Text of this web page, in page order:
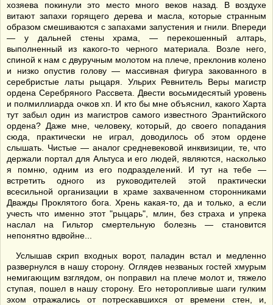
хозяева покинули это место много веков назад. В воздухе
витают запахи горящего дерева и масла, которые странным
образом смешиваются с запахами запустения и гнили. Впереди
— у дальней стены храма, — перекошенный алтарь,
выполненный из какого-то черного материала. Возле него,
спиной к нам с двуручным молотом на плече, преклонив колено
и низко опустив голову — массивная фигура закованного в
серебристые латы рыцаря. Ульрих Ревнитель Веры магистр
ордена Серебряного Рассвета. Двести восьмидесятый уровень
и полмиллиарда очков хп. И кто бы мне объяснил, какого Харта
тут забыл один из магистров самого известного Эрантийского
ордена? Даже мне, человеку, который, до своего попадания
сюда, практически не играл, доводилось об этом ордене
слышать. Чистые — аналог средневековой инквизиции, те, что
держали портал для Альтуса и его людей, являются, насколько
я помню, одним из его подразделений. И тут на тебе —
встретить одного из руководителей этой практически
всесильной организации в храме захваченном сторонниками
Дважды Проклятого бога. Хрень какая-то, да и только, а если
учесть что именно этот "рыцарь", млин, без страха и упрека
наслал на Гильтор смертельную болезнь — становится
непонятно вдвойне...
Услышав скрип входных ворот, паладин встал и медленно
развернулся в нашу сторону. Оглядев незваных гостей хмурым
немигающим взглядом, он поправил на плече молот и, тяжело
ступая, пошел в нашу сторону. Его неторопливые шаги гулким
эхом отражались от потрескавшихся от времени стен, и,